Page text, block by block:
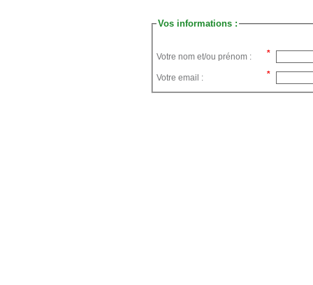
Vos informations :
Votre nom et/ou prénom :
Votre email :